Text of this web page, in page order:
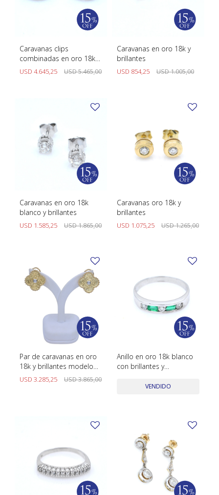
Caravanas clips
combinadas en oro 18k
con brillantes
USD 4.645,25 USD5.465,00
Caravanas en oro 18k y
brillantes
USD 854,25 USD1.005,00
Caravanas en oro 18k
blanco y brillantes
USD 1.585,25 USD1.865,00
Caravanas oro 18k y
brillantes
USD 1.075,25 USD1.265,00
Par de caravanas en oro
18k y brillantes modelo
Alhambra
USD 3.285,25 USD3.865,00
Anillo en oro 18k blanco
con brillantes y
VENDIDO